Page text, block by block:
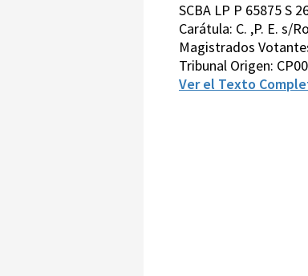
SCBA LP P 65875 S
Carátula: C. ,P. E. s/
Magistrados
Tribunal Origen:
Ver el Texto